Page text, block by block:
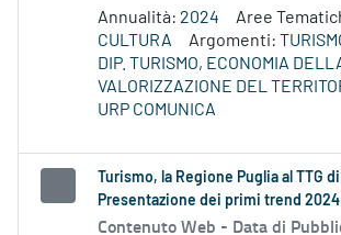
Annualità: 2024 Aree
CULTURA
Argomenti:
DIP. TURISMO, ECONOMIA
VALORIZZAZIONE DEL
URP COMUNICA
Turismo, la Regione Puglia al TTG
Presentazione dei primi trend 2024
Contenuto Web - Data di